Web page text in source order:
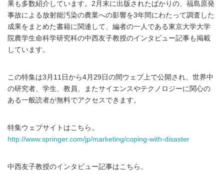
果も多数紹介しています。2月末に出版されたばかりの、福島原発
事故による放射能汚染の農業への影響を3年間にわたって調査した
成果をまとめた書籍に関連して、編者の一人である東京大学大学
院農学生命科学研究科の中西友子教授のインタビュー記事も掲載
しています。
この特集は3月11日から4月29日の間ウェブ上で公開され、世界中
の研究者、学生、教員、またサイエンスやテクノロジーに関心の
ある一般読者が無料でアクセスできます。
特集ウェブサイトはこちら。
http://www.springer.com/jp/marketing/coping-with-disaster
中西友子教授のインタビュー記事はこちら。